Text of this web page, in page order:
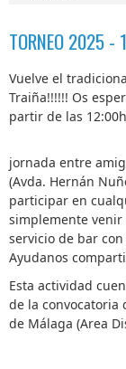
TORNEO 2025 -
Vuelve el
Traiña!!!!!! Os
partir de las
jornada entre
(Avda. Hernán
participar en
simplemente venir
servicio de bar
Ayudanos
Esta actividad
de la convocatoria
de Málaga (Area